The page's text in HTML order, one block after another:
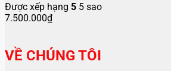
Được xếp hạng 5 5 sao
7.500.000₫
VỀ CHÚNG TÔI